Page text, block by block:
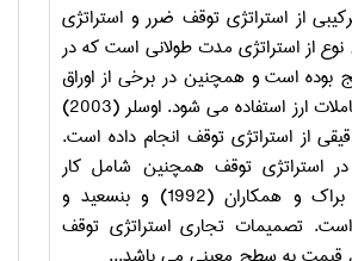
از استراتژی توقف ضرر و استراتژی
نوع از استراتژی مدت طولانی است که در
بوده است و همچنین در برخی از اوراق
بهادار مشتق و معاملات ارز استفاده می ­شود. اوسلر (2003)
از استراتژی توقف انجام داده است.
استراتژی توقف همچنین شامل کار
)، براک و همکاران (1992) و بنسعید و
(2000) است. تصمیمات تجاری استراتژی توقف